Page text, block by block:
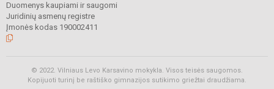
Duomenys kaupiami ir saugomi
Juridinių asmenų registre
Įmonės kodas 190002411
© 2022. Vilniaus Levo Karsavino mokykla. Visos teisės saugomos.
Kopijuoti turinį be raštiško gimnazijos sutikimo griežtai draudžiama.